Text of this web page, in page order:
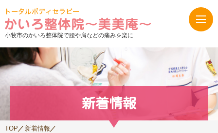
小牧市のかいろ整体院で腰や肩などの痛みを楽に
新着情報
TOP
新着情報